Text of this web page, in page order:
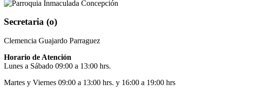
Secretaria (o)
Clemencia Guajardo Parraguez
Horario de Atención
Lunes a Sábado 09:00 a 13:00 hrs.
Martes y Viernes 09:00 a 13:00 hrs. y 16:00 a 19:00 hrs